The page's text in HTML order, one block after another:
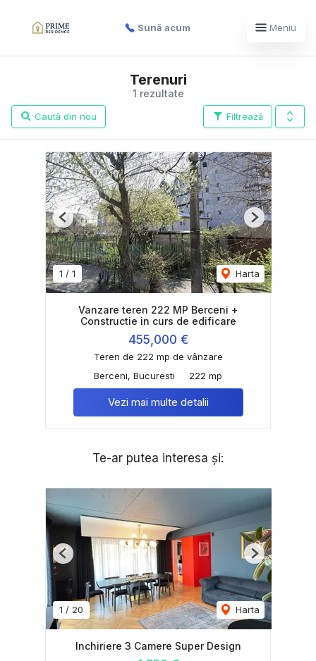
Sună acum Meniu
1 rezultate
Terenuri
Filtrează
Caută din nou
1 / 1 Harta
Previous Next
Vanzare teren 222 MP Berceni +
Constructie in curs de edificare
455,000 €
Teren de 222 mp de vânzare
Berceni, Bucuresti
222 mp
Vezi mai multe detalii
Te-ar putea interesa și:
1 / 20 Harta
Previous Next
Inchiriere 3 Camere Super Design